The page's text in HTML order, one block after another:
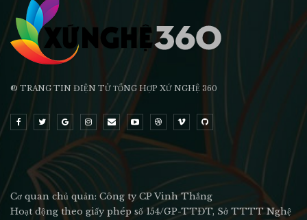
® TRANG TIN ĐIỆN TỬ ТỔNG HỢP XỨ NGHỆ 360
Cơ quan chủ quản: Công ty CP Vinh Thắng
Hoạt động theo giấy phép số 154/GP-TTĐT, Sở TTTT Nghệ